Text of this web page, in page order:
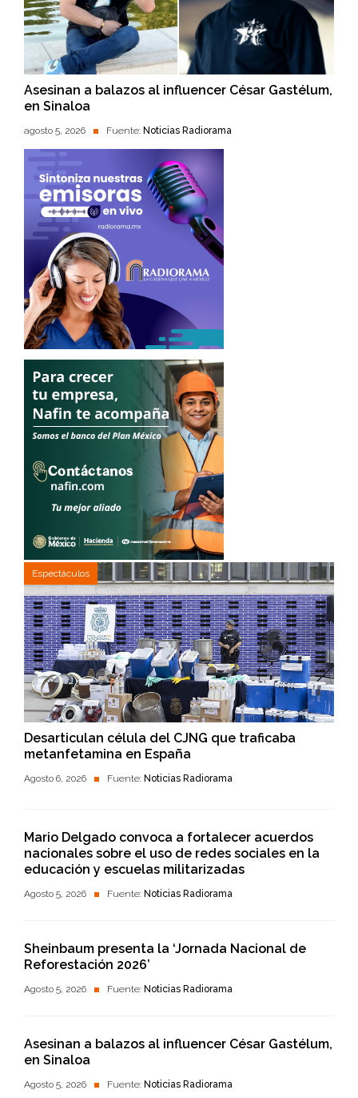
Asesinan a balazos al influencer César Gastélum,
en Sinaloa
agosto 5, 2026 Fuente: Noticias Radiorama
Espectáculos
Desarticulan célula del CJNG que traficaba
metanfetamina en España
Agosto 6, 2026 Fuente: Noticias Radiorama
Mario Delgado convoca a fortalecer acuerdos
nacionales sobre el uso de redes sociales en la
educación y escuelas militarizadas
Agosto 5, 2026 Fuente: Noticias Radiorama
Sheinbaum presenta la ‘Jornada Nacional de
Reforestación 2026’
Agosto 5, 2026 Fuente: Noticias Radiorama
Asesinan a balazos al influencer César Gastélum,
en Sinaloa
Agosto 5, 2026 Fuente: Noticias Radiorama